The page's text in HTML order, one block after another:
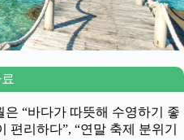
“바다가 따뜻해 수영하기 좋
편리하다”, “연말 축제 분위기